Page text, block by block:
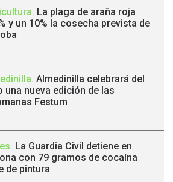
. La plaga de araña roja
y un 10% la cosecha prevista de
. Almedinilla celebrará del
una nueva edición de las
Festum
. La Guardia Civil detiene en
con 79 gramos de cocaína
de pintura